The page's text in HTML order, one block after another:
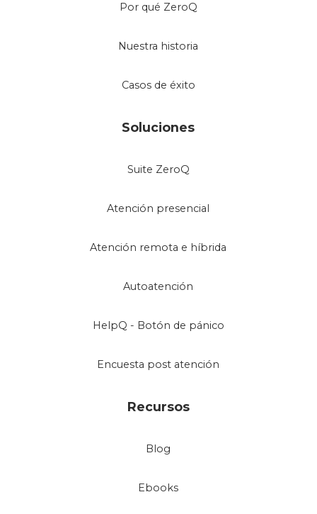
Por qué ZeroQ
Nuestra historia
Casos de éxito
Soluciones
Suite ZeroQ
Atención presencial
Atención remota e híbrida
Autoatención
HelpQ - Botón de pánico
Encuesta post atención
Recursos
Blog
Ebooks